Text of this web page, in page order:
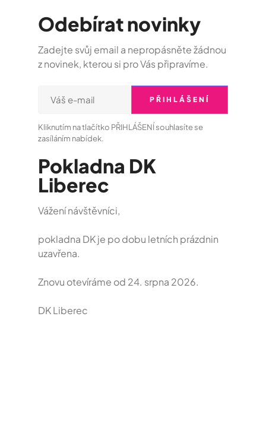
40
Dny
20
Hodin
39
Minuty
26
Vteřin
MINERAL EXPO
19.09.2026 09:00 Dům Kultury Liberec
Odebírat novinky
Zadejte svůj email a nepropásněte žádnou
z novinek, kterou si pro Vás připravíme.
Kliknutím na tlačítko PŘIHLÁŠENÍ souhlasíte se
zasíláním nabídek.
Pokladna DK
Liberec
Vážení návštěvníci,
pokladna DK je po dobu letních prázdnin
uzavřena.
Znovu otevíráme od 24. srpna 2026.
DK Liberec